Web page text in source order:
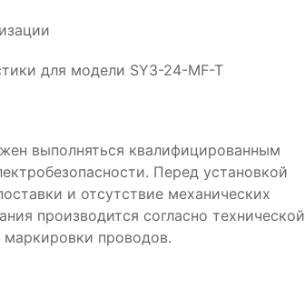
для модели SY3-24-MF-T
выполняться квалифицированным
Перед установкой
и отсутствие механических
производится согласно технической
проводов.